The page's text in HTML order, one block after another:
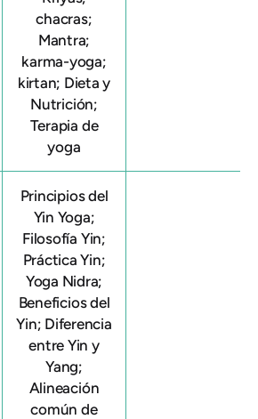
chacras;
Mantra;
karma-yoga;
kirtan; Dieta y
Nutrición;
Terapia de
yoga
Principios del
Yin Yoga;
Filosofía Yin;
Práctica Yin;
Yoga Nidra;
Beneficios del
Yin; Diferencia
entre Yin y
Yang;
Alineación
común de